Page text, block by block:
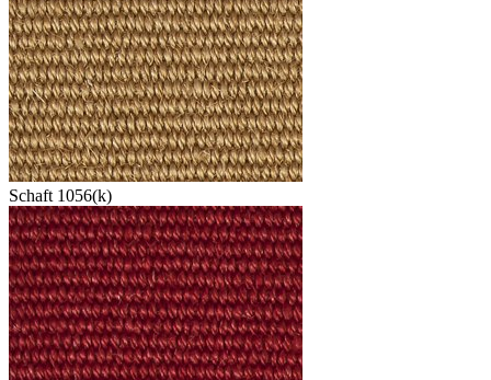
Schaft 1056(k)